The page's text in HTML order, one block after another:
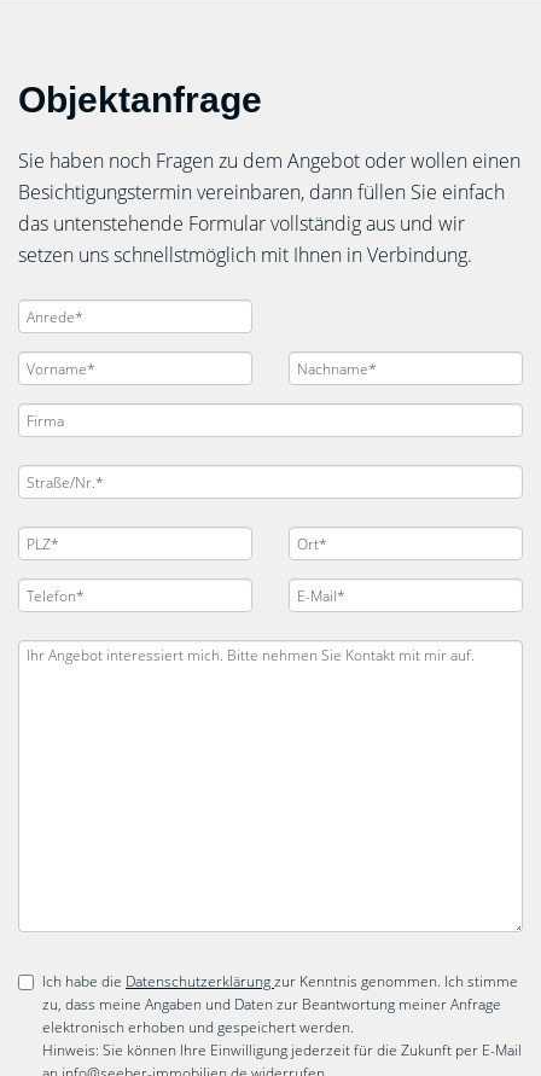
Objektanfrage
Sie haben noch Fragen zu dem Angebot oder wollen einen
Besichtigungstermin vereinbaren, dann füllen Sie einfach
das untenstehende Formular vollständig aus und wir
setzen uns schnellstmöglich mit Ihnen in Verbindung.
Ich habe die Datenschutzerklärungzur Kenntnis genommen. Ich stimme
zu, dass meine Angaben und Daten zur Beantwortung meiner Anfrage
elektronisch erhoben und gespeichert werden.
Hinweis: Sie können Ihre Einwilligung jederzeit für die Zukunft per E-Mail